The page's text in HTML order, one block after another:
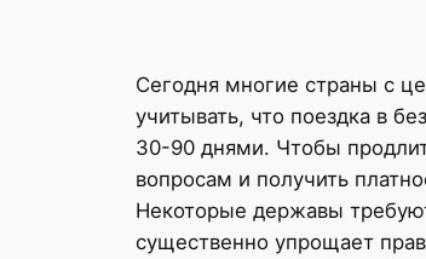
Сегодня многие страны с
учитывать, что поездка в
30-90 днями. Чтобы
вопросам и получить
Некоторые державы
существенно упрощает